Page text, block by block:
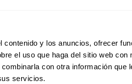
y los anuncios, ofrecer
el uso que haga del sitio web con
con otra información que
servicios.